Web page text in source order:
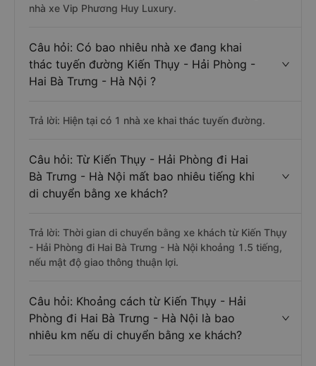
nhà xe Vip Phương Huy Luxury.
Câu hỏi: Có bao nhiêu nhà xe đang khai
thác tuyến đường Kiến Thụy - Hải Phòng -
Hai Bà Trưng - Hà Nội ?
Trả lời: Hiện tại có 1 nhà xe khai thác tuyến đường.
Câu hỏi: Từ Kiến Thụy - Hải Phòng đi Hai
Bà Trưng - Hà Nội mất bao nhiêu tiếng khi
di chuyển bằng xe khách?
Trả lời: Thời gian di chuyển bằng xe khách từ Kiến Thụy
- Hải Phòng đi Hai Bà Trưng - Hà Nội khoảng 1.5 tiếng,
nếu mật độ giao thông thuận lợi.
Câu hỏi: Khoảng cách từ Kiến Thụy - Hải
Phòng đi Hai Bà Trưng - Hà Nội là bao
nhiêu km nếu di chuyển bằng xe khách?